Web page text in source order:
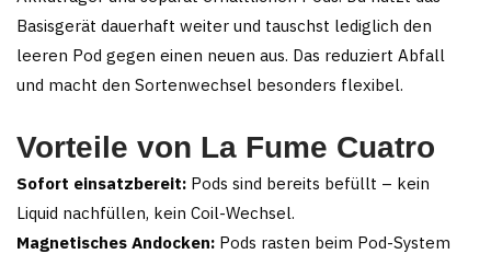
Basisgerät dauerhaft weiter und tauschst lediglich den
leeren Pod gegen einen neuen aus. Das reduziert Abfall
und macht den Sortenwechsel besonders flexibel.
Vorteile von La Fume Cuatro
Sofort einsatzbereit: Pods sind bereits befüllt – kein
Liquid nachfüllen, kein Coil-Wechsel.
Magnetisches Andocken: Pods rasten beim Pod-System